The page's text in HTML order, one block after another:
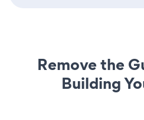
Remove the
Building